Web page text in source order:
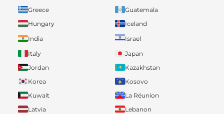
Greece
Guatemala
Hungary
Iceland
India
Israel
Italy
Japan
Jordan
Kazakhstan
Korea
Kosovo
Kuwait
La Réunion
Latvia
Lebanon